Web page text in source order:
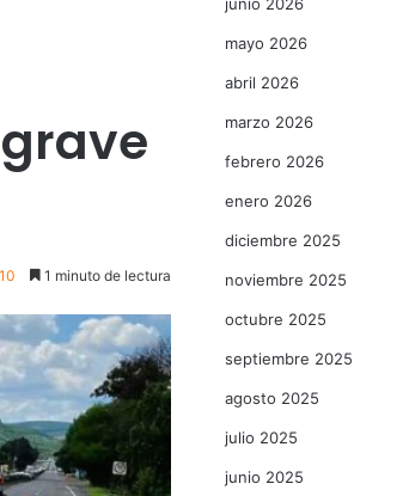
1 minuto de lectura
mayo 2026
abril 2026
marzo 2026
febrero 2026
enero 2026
diciembre 2025
noviembre 2025
octubre 2025
septiembre 2025
agosto 2025
julio 2025
junio 2025